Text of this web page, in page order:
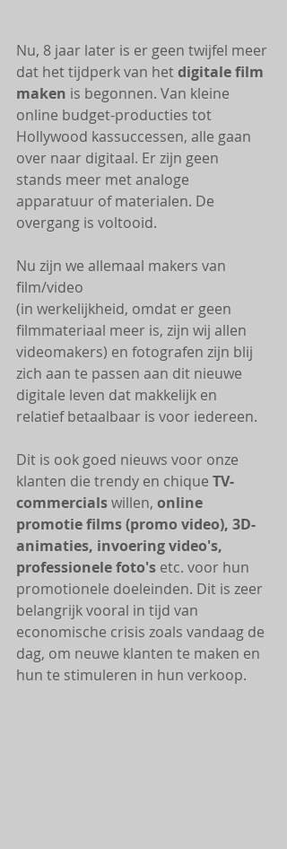
Nu, 8 jaar later is er geen twijfel meer
dat het tijdperk van het digitale film
maken is begonnen. Van kleine
online budget-producties tot
Hollywood kassuccessen, alle gaan
over naar digitaal. Er zijn geen
stands meer met analoge
apparatuur of materialen. De
overgang is voltooid.
Nu zijn we allemaal makers van
film/video
(in werkelijkheid, omdat er geen
filmmateriaal meer is, zijn wij allen
videomakers) en fotografen zijn blij
zich aan te passen aan dit nieuwe
digitale leven dat makkelijk en
relatief betaalbaar is voor iedereen.
Dit is ook goed nieuws voor onze
klanten die trendy en chique TV-
commercials willen, online
promotie films (promo video), 3D-
animaties, invoering video's,
professionele foto's etc. voor hun
promotionele doeleinden. Dit is zeer
belangrijk vooral in tijd van
economische crisis zoals vandaag de
dag, om neuwe klanten te maken en
hun te stimuleren in hun verkoop.